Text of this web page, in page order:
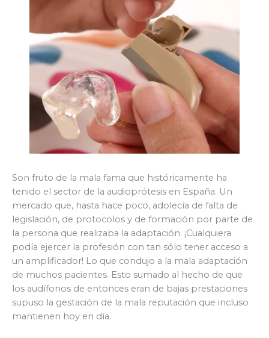
Son fruto de la mala fama que históricamente ha
tenido el sector de la audioprótesis en España. Un
mercado que, hasta hace poco, adolecía de falta de
legislación, de protocolos y de formación por parte de
la persona que realizaba la adaptación. ¡Cualquiera
podía ejercer la profesión con tan sólo tener acceso a
un amplificador! Lo que condujo a la mala adaptación
de muchos pacientes. Esto sumado al hecho de que
los audífonos de entonces eran de bajas prestaciones
supuso la gestación de la mala reputación que incluso
mantienen hoy en día.